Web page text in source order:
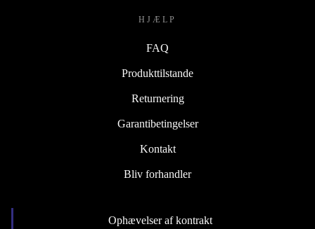
HJÆLP
FAQ
Produkttilstande
Returnering
Garantibetingelser
Kontakt
Bliv forhandler
Ophævelser af kontrakt